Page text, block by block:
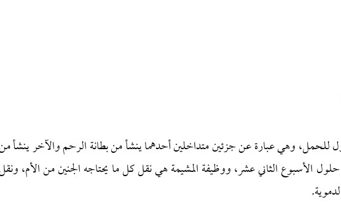
للحمل، وهي عبارة عن جزئين متداخلين أحدهما ينشأ من بطانة الرحم والآخر ينشأ
الأسبوع الثاني عشر، ووظيفة المشيمة هي نقل كل ما يحتاجه الجنين من الأم،